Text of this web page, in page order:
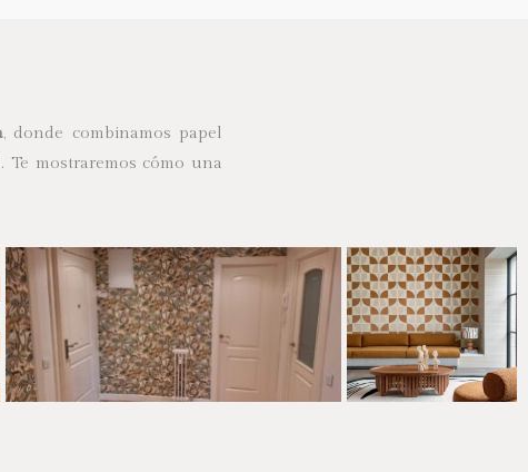
, donde combinamos papel
Te mostraremos cómo una